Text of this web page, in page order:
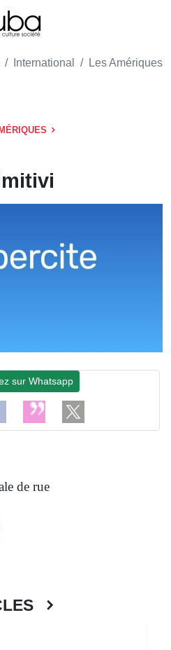
International Les Amériques
de rue
sur Whatsapp